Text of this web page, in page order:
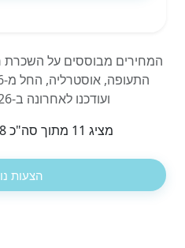
ועודכנו לאחרונה ב-09/07/2026 16:11.
מציג 11 מתוך סה"כ 858 הצעות שמצאנו
הצעות